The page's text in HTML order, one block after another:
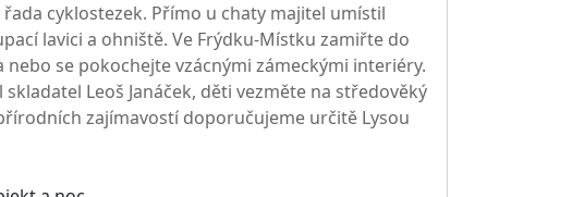
cyklostezek. Přímo u chaty majitel umístil
lavici a ohniště. Ve Frýdku-Místku zamiřte do
nebo se pokochejte vzácnými zámeckými interiéry.
Leoš Janáček, děti vezměte na středověký
zajímavostí doporučujeme určitě Lysou